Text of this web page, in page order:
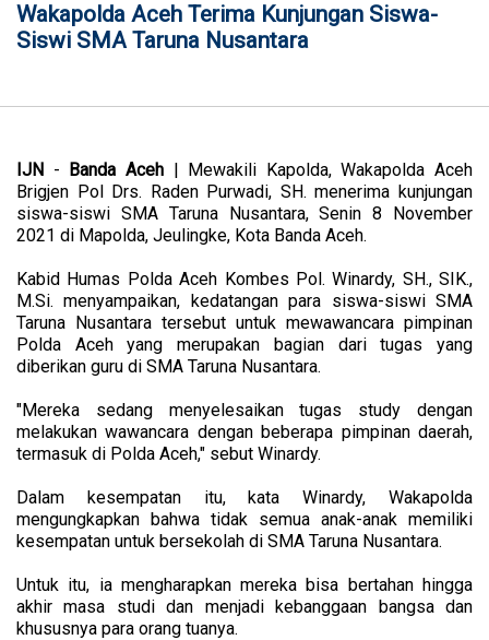
Wakapolda Aceh Terima Kunjungan Siswa-
Siswi SMA Taruna Nusantara
IJN - Banda Aceh| Mewakili Kapolda, Wakapolda Aceh
Brigjen Pol Drs. Raden Purwadi, SH. menerima kunjungan
siswa-siswi SMA Taruna Nusantara, Senin 8 November
2021 di Mapolda, Jeulingke, Kota Banda Aceh.
Kabid Humas Polda Aceh Kombes Pol. Winardy, SH., SIK.,
M.Si. menyampaikan, kedatangan para siswa-siswi SMA
Taruna Nusantara tersebut untuk mewawancara pimpinan
Polda Aceh yang merupakan bagian dari tugas yang
diberikan guru di SMA Taruna Nusantara.
"Mereka sedang menyelesaikan tugas study dengan
melakukan wawancara dengan beberapa pimpinan daerah,
termasuk di Polda Aceh," sebut Winardy.
Dalam kesempatan itu, kata Winardy, Wakapolda
mengungkapkan bahwa tidak semua anak-anak memiliki
kesempatan untuk bersekolah di SMA Taruna Nusantara.
Untuk itu, ia mengharapkan mereka bisa bertahan hingga
akhir masa studi dan menjadi kebanggaan bangsa dan
khususnya para orang tuanya.